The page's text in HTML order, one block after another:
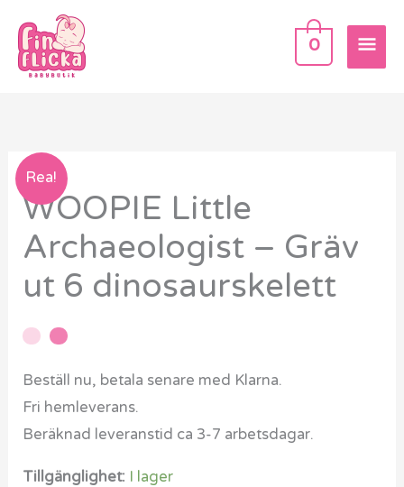
innehåll
0
Rea!
WOOPIE Little
Archaeologist – Gräv
ut 6 dinosaurskelett
Beställ nu, betala senare med Klarna.
Fri hemleverans.
Beräknad leveranstid ca 3-7 arbetsdagar.
Tillgänglighet: I lager
WOOPIE
Little
–
Gräv
6
mängd